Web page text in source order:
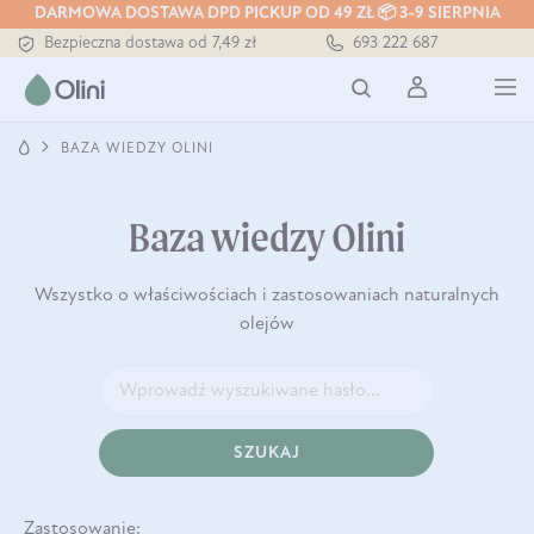
DARMOWA DOSTAWA DPD PICKUP OD 49 ZŁ 📦 3-9 SIERPNIA
Bezpieczna dostawa od 7,49 zł
Darmowa dostawa od 199 zł
Tłoczony zawsze na zimno
693 222 687
BAZA WIEDZY OLINI
Baza wiedzy Olini
Wszystko o właściwościach i zastosowaniach naturalnych
olejów
SZUKAJ
Zastosowanie: